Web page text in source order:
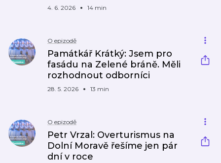
4. 6. 2026 14 min
O epizodě
Památkář Krátký: Jsem pro
fasádu na Zelené bráně. Měli
rozhodnout odborníci
28. 5. 2026 13 min
O epizodě
Petr Vrzal: Overturismus na
Dolní Moravě řešíme jen pár
dní v roce